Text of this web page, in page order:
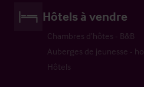
Hôtels à vendre
Chambres d’hôtes - B&B
Auberges de jeunesse -
Hôtels